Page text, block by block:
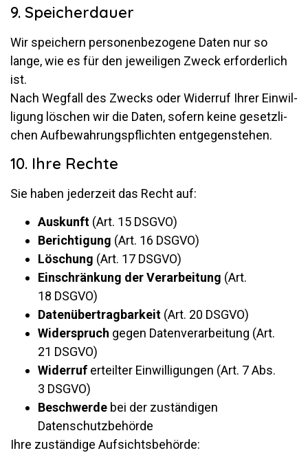
9. Speicherdauer
Wir spei­chern per­so­nen­be­zo­gene Daten nur so
lange, wie es für den je­wei­ligen Zweck er­for­der­lich
ist.
Nach Weg­fall des Zwecks oder Wi­derruf Ihrer Ein­wil­
li­gung lö­schen wir die Daten, so­fern keine ge­setz­li­
chen Auf­be­wah­rungs­pflichten entgegenstehen.
10. Ihre Rechte
Sie haben je­der­zeit das Recht auf:
Aus­kunft (Art. 15 DSGVO)
Be­rich­ti­gung (Art. 16 DSGVO)
Lö­schung (Art. 17 DSGVO)
Ein­schrän­kung der Ver­ar­bei­tung (Art.
18 DSGVO)
Da­ten­über­trag­bar­keit (Art. 20 DSGVO)
Wi­der­spruch gegen Da­ten­ver­ar­bei­tung (Art.
21 DSGVO)
Wi­derruf er­teilter Ein­wil­li­gungen (Art. 7 Abs.
3 DSGVO)
Be­schwerde bei der zu­stän­digen
Datenschutzbehörde
Ihre zu­stän­dige Auf­sichts­be­hörde: